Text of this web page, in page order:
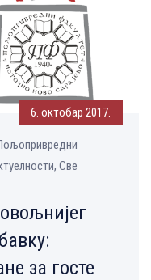
6. октобар 2017.
Све
за госте